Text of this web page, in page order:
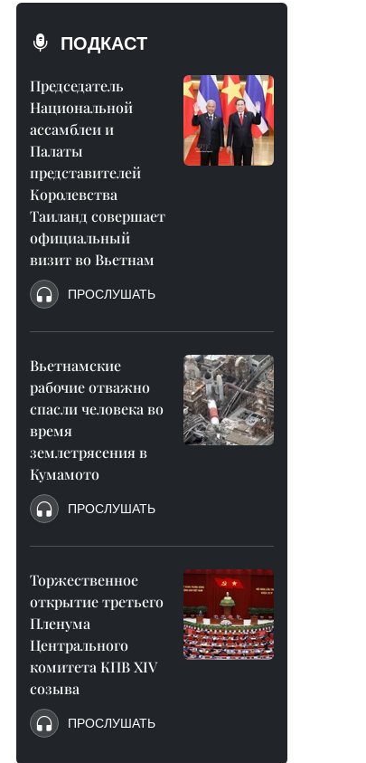
ПОДКАСТ
Председатель
Национальной
ассамблеи и
Палаты
представителей
Королевства
Таиланд совершает
официальный
визит во Вьетнам
ПРОСЛУШАТЬ
Вьетнамские
рабочие отважно
спасли человека во
время
землетрясения в
Кумамото
ПРОСЛУШАТЬ
Торжественное
открытие третьего
Пленума
Центрального
комитета КПВ XIV
созыва
ПРОСЛУШАТЬ